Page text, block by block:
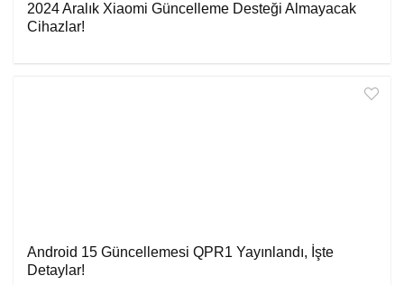
2024 Aralık Xiaomi Güncelleme Desteği Almayacak
Cihazlar!
Android 15 Güncellemesi QPR1 Yayınlandı, İşte
Detaylar!